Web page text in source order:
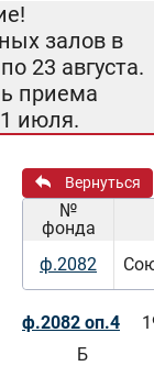
залов в
23 августа.
приема
июля.
Вернуться
№
фонда
ф.2082
ф.2082 оп.4
Б